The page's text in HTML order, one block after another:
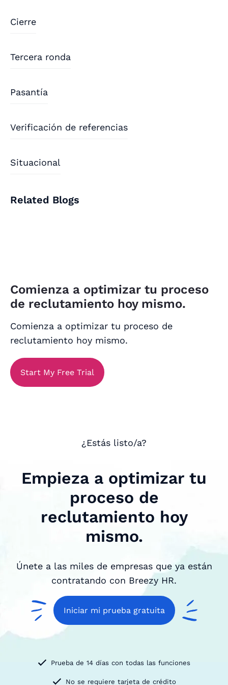
Cierre
Tercera ronda
Pasantía
Verificación de referencias
Situacional
Related Blogs
Comienza a optimizar tu proceso
de reclutamiento hoy mismo.
Comienza a optimizar tu proceso de
reclutamiento hoy mismo.
Start My Free Trial
¿Estás listo/a?
Empieza a optimizar tu
proceso de
reclutamiento hoy
mismo.
Únete a las miles de empresas que ya están
contratando con Breezy HR.
Iniciar mi prueba gratuita
Prueba de 14 días con todas las funciones
No se requiere tarjeta de crédito